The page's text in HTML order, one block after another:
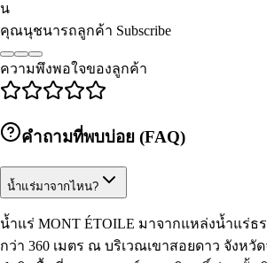
น
คุณนุชนารถลูกค้า Subscribe
ความพึงพอใจของลูกค้า
คำถามที่พบบ่อย (FAQ)
น้ำแร่มาจากไหน?
น้ำแร่ MONT ÉTOILE มาจากแหล่งน้ำแร่
กว่า 360 เมตร ณ บริเวณเขาสอยดาว จังหวั